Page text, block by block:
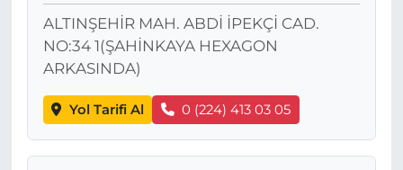
ALTINŞEHİR MAH. ABDİ İPEKÇİ CAD.
NO:34 1(ŞAHİNKAYA HEXAGON
ARKASINDA)
Yol Tarifi Al 0 (224) 413 03 05